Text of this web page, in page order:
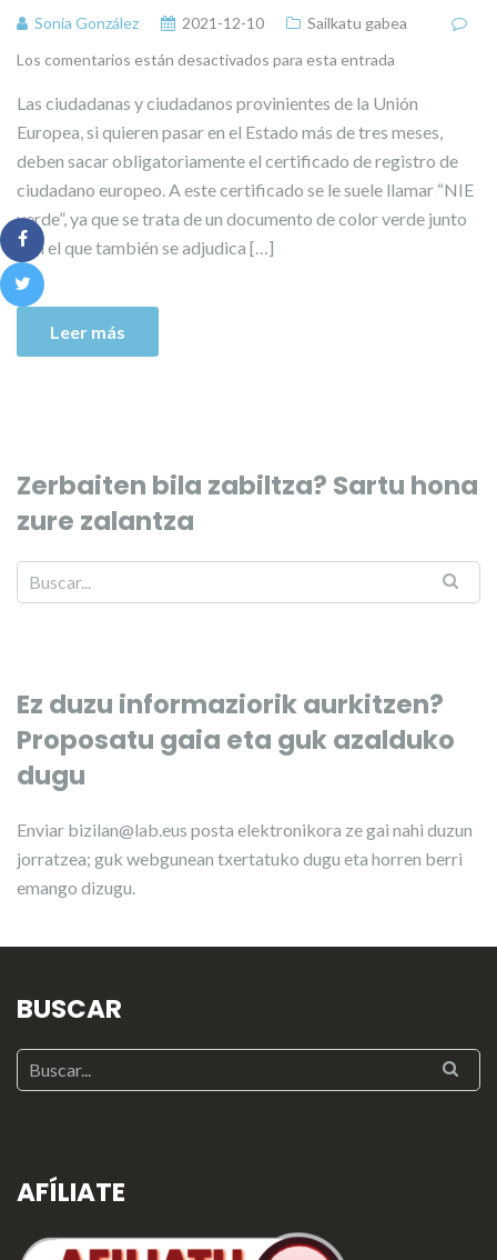
Sonia González 2021-12-10
Sailkatu gabea
Los comentarios están desactivados para esta entrada
Las ciudadanas y ciudadanos provinientes de la Unión
Europea, si quieren pasar en el Estado más de tres meses,
deben sacar obligatoriamente el certificado de registro de
ciudadano europeo. A este certificado se le suele llamar “NIE
verde”, ya que se trata de un documento de color verde junto
con el que también se adjudica […]
Leer más
Zerbaiten bila zabiltza? Sartu hona
zure zalantza
Ez duzu informaziorik aurkitzen?
Proposatu gaia eta guk azalduko
dugu
Enviar bizilan@lab.eus posta elektronikora ze gai nahi duzun
jorratzea; guk webgunean txertatuko dugu eta horren berri
emango dizugu.
BUSCAR
AFÍLIATE